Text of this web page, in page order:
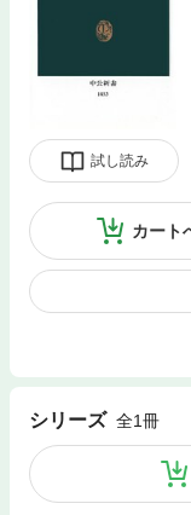
試し読み
カート
シリーズ 全1冊